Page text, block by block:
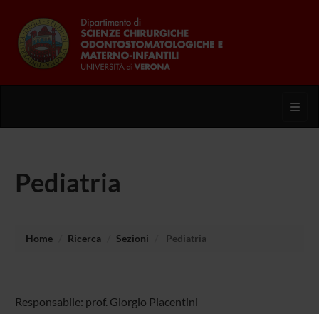
Pediatria
Home Ricerca Sezioni Pediatria
Responsabile: prof. Giorgio Piacentini